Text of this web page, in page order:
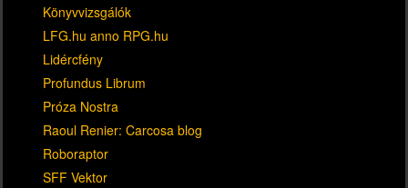
Könyvvizsgálók
LFG.hu anno RPG.hu
Lidércfény
Profundus Librum
Próza Nostra
Raoul Renier: Carcosa blog
Roboraptor
SFF Vektor